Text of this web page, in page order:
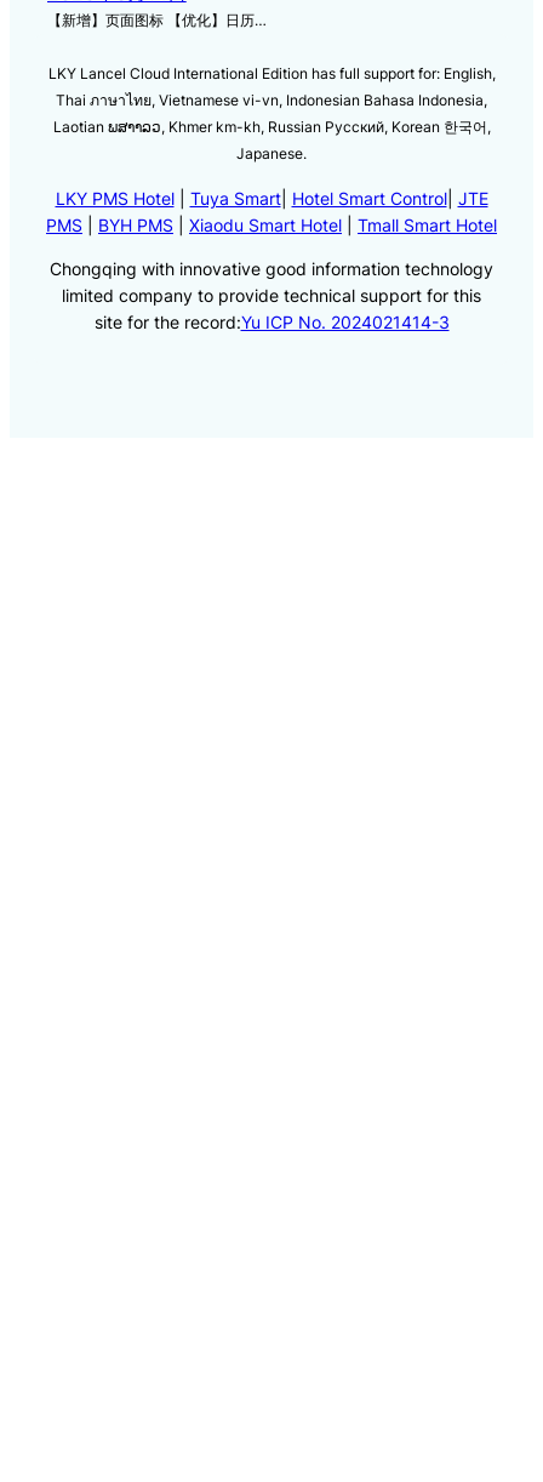
【新增】页面图标 【优化】日历…
LKY Lancel Cloud International Edition has full support for: English,
Thai ภาษาไทย, Vietnamese vi-vn, Indonesian Bahasa Indonesia,
Laotian ພສາາລວ, Khmer km-kh, Russian Русский, Korean 한국어,
Japanese.
LKY PMS Hotel| Tuya Smart| Hotel Smart Control| JTE
PMS
BYH PMS Xiaodu Smart Hotel Tmall Smart Hotel
Chongqing with innovative good information technology
limited company to provide technical support for this
site for the record:Yu ICP No. 2024021414-3